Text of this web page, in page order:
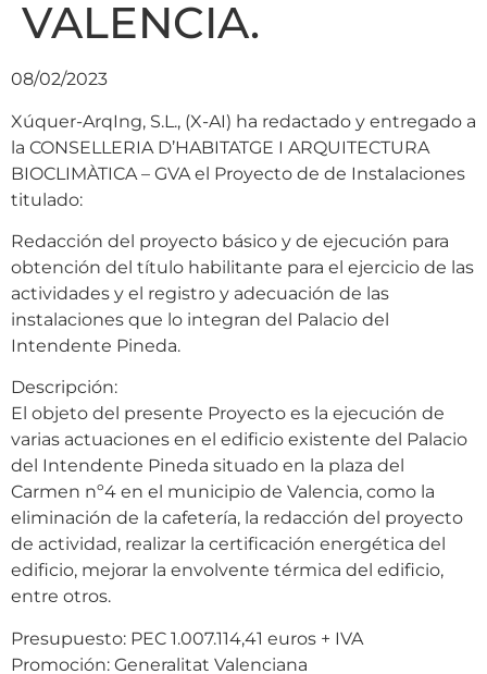
VALENCIA.
08/02/2023
Xúquer-ArqIng, S.L., (X-AI) ha redactado y entregado a
la CONSELLERIA D’HABITATGE I ARQUITECTURA
BIOCLIMÀTICA – GVA el Proyecto de de Instalaciones
titulado:
Redacción del proyecto básico y de ejecución para
obtención del título habilitante para el ejercicio de las
actividades y el registro y adecuación de las
instalaciones que lo integran del Palacio del
Intendente Pineda.
Descripción:
El objeto del presente Proyecto es la ejecución de
varias actuaciones en el edificio existente del Palacio
del Intendente Pineda situado en la plaza del
Carmen nº4 en el municipio de Valencia, como la
eliminación de la cafetería, la redacción del proyecto
de actividad, realizar la certificación energética del
edificio, mejorar la envolvente térmica del edificio,
entre otros.
Presupuesto: PEC 1.007.114,41 euros + IVA
Promoción: Generalitat Valenciana